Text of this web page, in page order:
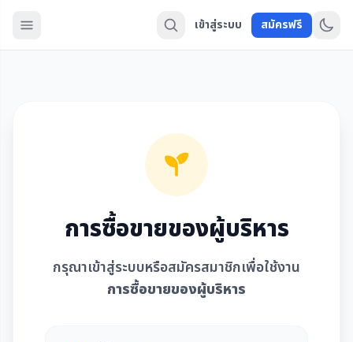
เข้าสู่ระบบ สมัครฟรี
การซื้อขายของผู้บริหาร
กรุณาเข้าสู่ระบบหรือสมัครสมาชิกเพื่อใช้งาน
การซื้อขายของผู้บริหาร